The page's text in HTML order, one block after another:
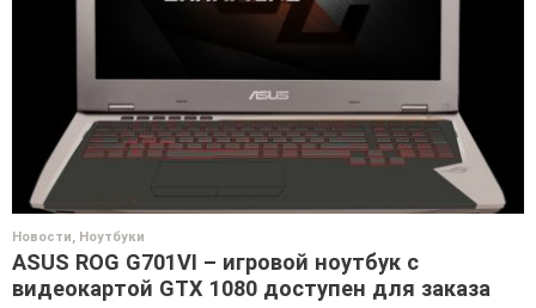
Новости Ноутбуки
ASUS ROG G701VI – игровой ноутбук с
видеокартой GTX 1080 доступен для заказа